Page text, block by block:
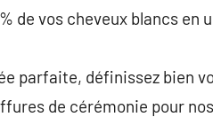
de vos cheveux blancs en
parfaite, définissez bien
de cérémonie pour